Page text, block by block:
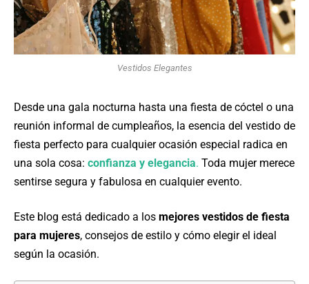
Vestidos Elegantes
Desde una gala nocturna hasta una fiesta de cóctel o una
reunión informal de cumpleaños, la esencia del vestido de
fiesta perfecto para cualquier ocasión especial radica en
una sola cosa: confianza y elegancia. Toda mujer merece
sentirse segura y fabulosa en cualquier evento.
Este blog está dedicado a los mejores vestidos de fiesta
para mujeres, consejos de estilo y cómo elegir el ideal
según la ocasión.